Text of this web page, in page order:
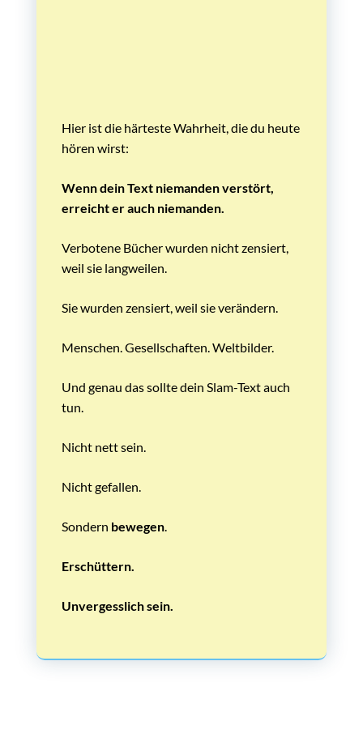
Hier ist die härteste Wahrheit, die du heute
hören wirst:
Wenn dein Text niemanden verstört,
erreicht er auch niemanden.
Verbotene Bücher wurden nicht zensiert,
weil sie langweilen.
Sie wurden zensiert, weil sie verändern.
Menschen. Gesellschaften. Weltbilder.
Und genau das sollte dein Slam-Text auch
tun.
Nicht nett sein.
Nicht gefallen.
Sondern bewegen.
Erschüttern.
Unvergesslich sein.